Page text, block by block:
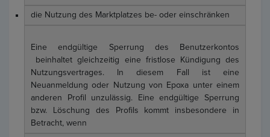
die Nutzung des Marktplatzes be- oder einschränken
Eine endgültige Sperrung des Benutzerkontos
beinhaltet gleichzeitig eine fristlose Kündigung des
Nutzungsvertrages. In diesem Fall ist eine
Neuanmeldung oder Nutzung von Epoxa unter einem
anderen Profil unzulässig. Eine endgültige Sperrung
bzw. Löschung des Profils kommt insbesondere in
Betracht, wenn